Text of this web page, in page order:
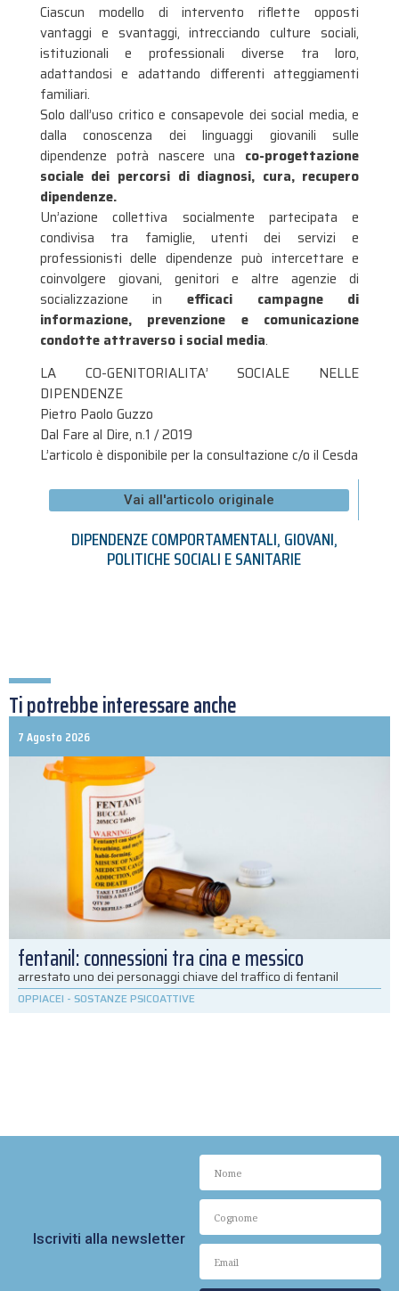
Ciascun modello di intervento riflette opposti
vantaggi e svantaggi, intrecciando culture sociali,
istituzionali e professionali diverse tra loro,
adattandosi e adattando differenti atteggiamenti
familiari.
Solo dall’uso critico e consapevole dei social media, e
dalla conoscenza dei linguaggi giovanili sulle
dipendenze potrà nascere una co-progettazione
sociale dei percorsi di diagnosi, cura, recupero
dipendenze.
Un’azione collettiva socialmente partecipata e
condivisa tra famiglie, utenti dei servizi e
professionisti delle dipendenze può intercettare e
coinvolgere giovani, genitori e altre agenzie di
socializzazione in efficaci campagne di
informazione, prevenzione e comunicazione
condotte attraverso i social media.
LA CO-GENITORIALITA’ SOCIALE NELLE
DIPENDENZE
Pietro Paolo Guzzo
Dal Fare al Dire, n.1 / 2019
L’articolo è disponibile per la consultazione c/o il Cesda
Vai all'articolo originale
DIPENDENZE COMPORTAMENTALI,GIOVANI,
POLITICHE SOCIALI E SANITARIE
Ti potrebbe interessare anche
7 Agosto 2026
fentanil: connessioni tra cina e messico
arrestato uno dei personaggi chiave del traffico di fentanil
OPPIACEI - SOSTANZE PSICOATTIVE
Iscriviti alla newsletter